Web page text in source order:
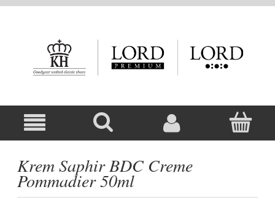
Krem Saphir BDC Creme
Pommadier 50ml